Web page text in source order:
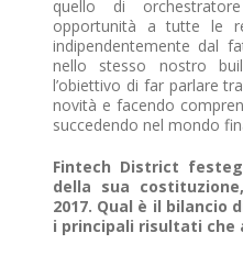
quello di
opportunità a tutte le
indipendentemente dal
nello stesso nostro
l’obiettivo di far parlare
novità e facendo
succedendo nel mondo
Fintech District
della sua
2017. Qual è il bilancio
i principali risultati che